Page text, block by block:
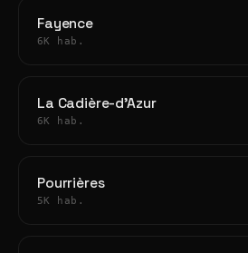
Fayence
6K hab.
La Cadière-d'Azur
6K hab.
Pourrières
5K hab.